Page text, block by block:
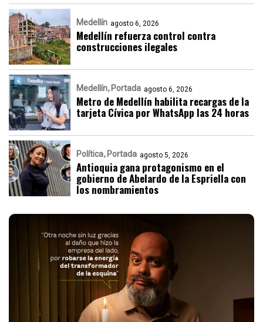
Medellín agosto 6, 2026
Medellín refuerza control contra
construcciones ilegales
Medellín Portada agosto 6, 2026
Metro de Medellín habilita recargas de la
tarjeta Cívica por WhatsApp las 24 horas
Política Portada agosto 5, 2026
Antioquia gana protagonismo en el
gobierno de Abelardo de la Espriella con
los nombramientos